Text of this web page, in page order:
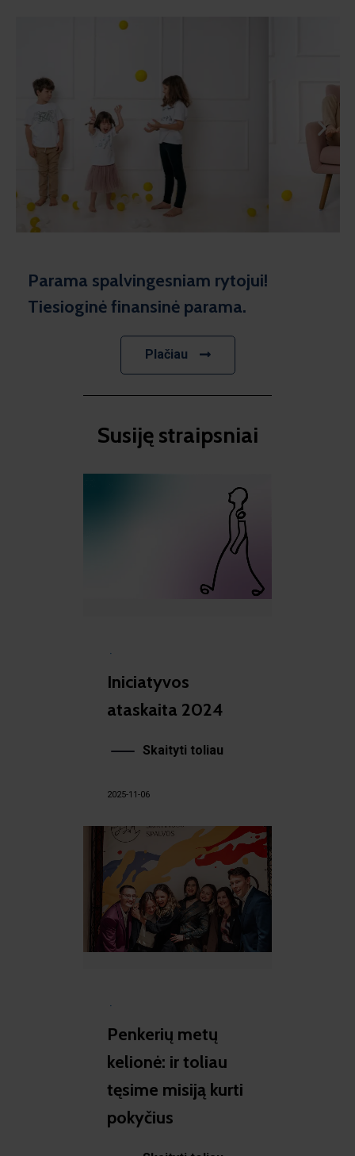
Parama spalvingesniam rytojui!
Tiesioginė finansinė parama.
Plačiau
Susiję straipsniai​
·
Iniciatyvos
ataskaita 2024
Skaityti toliau
2025-11-06
·
Penkerių metų
kelionė: ir toliau
tęsime misiją kurti
pokyčius